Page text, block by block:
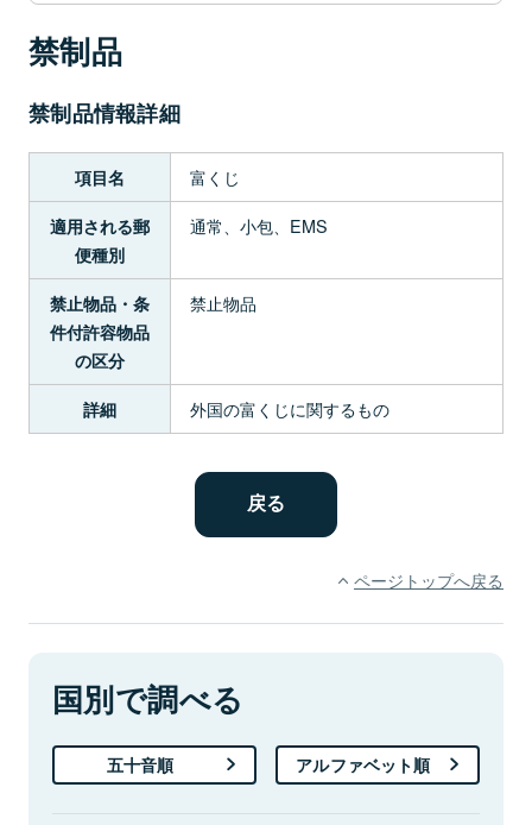
禁制品
禁制品情報詳細
項目名 富くじ
適用される郵
便種別
通常、小包、EMS
禁止物品・条
件付許容物品
の区分
禁止物品
詳細 外国の富くじに関するもの
ページトップへ戻る
国別で調べる
五十音順 アルファベット順